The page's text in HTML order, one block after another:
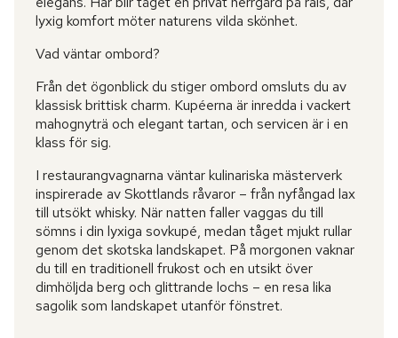
lyxig komfort möter naturens vilda skönhet.
Vad väntar ombord?
Från det ögonblick du stiger ombord omsluts du av
klassisk brittisk charm. Kupéerna är inredda i vackert
mahognyträ och elegant tartan, och servicen är i en
klass för sig.
I restaurangvagnarna väntar kulinariska mästerverk
inspirerade av Skottlands råvaror – från nyfångad lax
till utsökt whisky. När natten faller vaggas du till
sömns i din lyxiga sovkupé, medan tåget mjukt rullar
genom det skotska landskapet. På morgonen vaknar
du till en traditionell frukost och en utsikt över
dimhöljda berg och glittrande lochs – en resa lika
sagolik som landskapet utanför fönstret.